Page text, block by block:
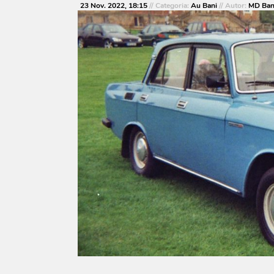
23 Nov. 2022, 18:15// Categoria: Au Bani// Autor: MD